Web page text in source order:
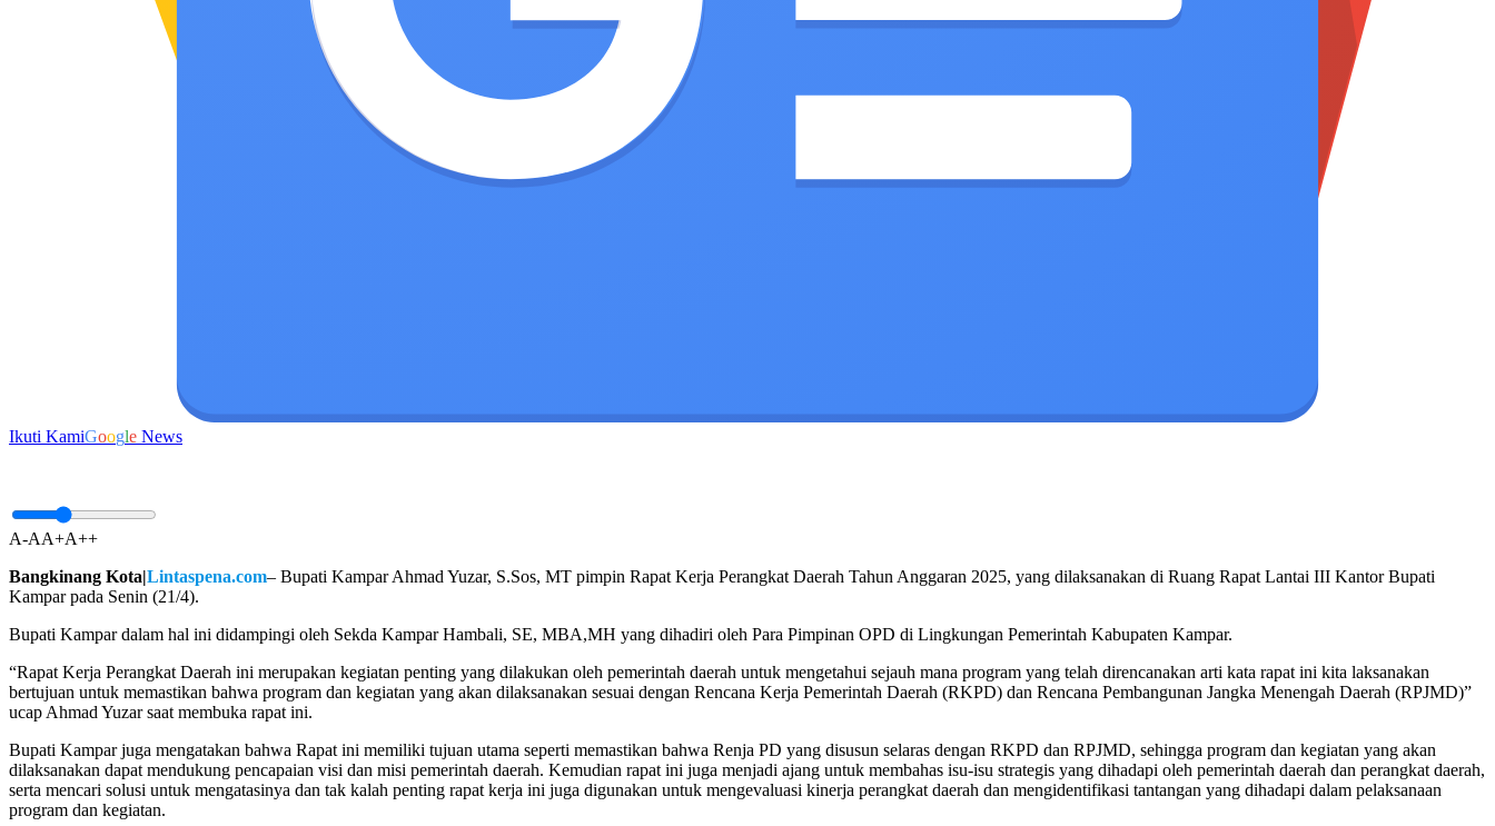
Ikuti KamiGoogle News
A-AA+A++
Bangkinang Kota|Lintaspena.com– Bupati Kampar Ahmad Yuzar, S.Sos, MT pimpin Rapat Kerja Perangkat Daerah Tahun Anggaran 2025, yang dilaksanakan di Ruang Rapat Lantai III Kantor Bupati
Kampar pada Senin (21/4).
Bupati Kampar dalam hal ini didampingi oleh Sekda Kampar Hambali, SE, MBA,MH yang dihadiri oleh Para Pimpinan OPD di Lingkungan Pemerintah Kabupaten Kampar.
“Rapat Kerja Perangkat Daerah ini merupakan kegiatan penting yang dilakukan oleh pemerintah daerah untuk mengetahui sejauh mana program yang telah direncanakan arti kata rapat ini kita laksanakan
bertujuan untuk memastikan bahwa program dan kegiatan yang akan dilaksanakan sesuai dengan Rencana Kerja Pemerintah Daerah (RKPD) dan Rencana Pembangunan Jangka Menengah Daerah (RPJMD)”
ucap Ahmad Yuzar saat membuka rapat ini.
Bupati Kampar juga mengatakan bahwa Rapat ini memiliki tujuan utama seperti memastikan bahwa Renja PD yang disusun selaras dengan RKPD dan RPJMD, sehingga program dan kegiatan yang akan
dilaksanakan dapat mendukung pencapaian visi dan misi pemerintah daerah. Kemudian rapat ini juga menjadi ajang untuk membahas isu-isu strategis yang dihadapi oleh pemerintah daerah dan perangkat daerah,
serta mencari solusi untuk mengatasinya dan tak kalah penting rapat kerja ini juga digunakan untuk mengevaluasi kinerja perangkat daerah dan mengidentifikasi tantangan yang dihadapi dalam pelaksanaan
program dan kegiatan.